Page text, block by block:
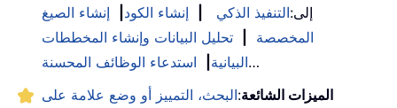
إلى:التنفيذ الذكي إنشاء الكود
إنشاء الصيغ
المخصصة
تحليل البيانات وإنشاء المخططات
البيانية
استدعاء الوظائف المحسنة
…
الميزات الشائعة:البحث، التمييز أو وضع علامة على